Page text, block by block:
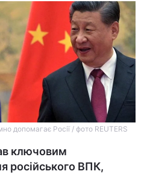
допомагає Росії / фото REUTERS
ключовим
російського ВПК,